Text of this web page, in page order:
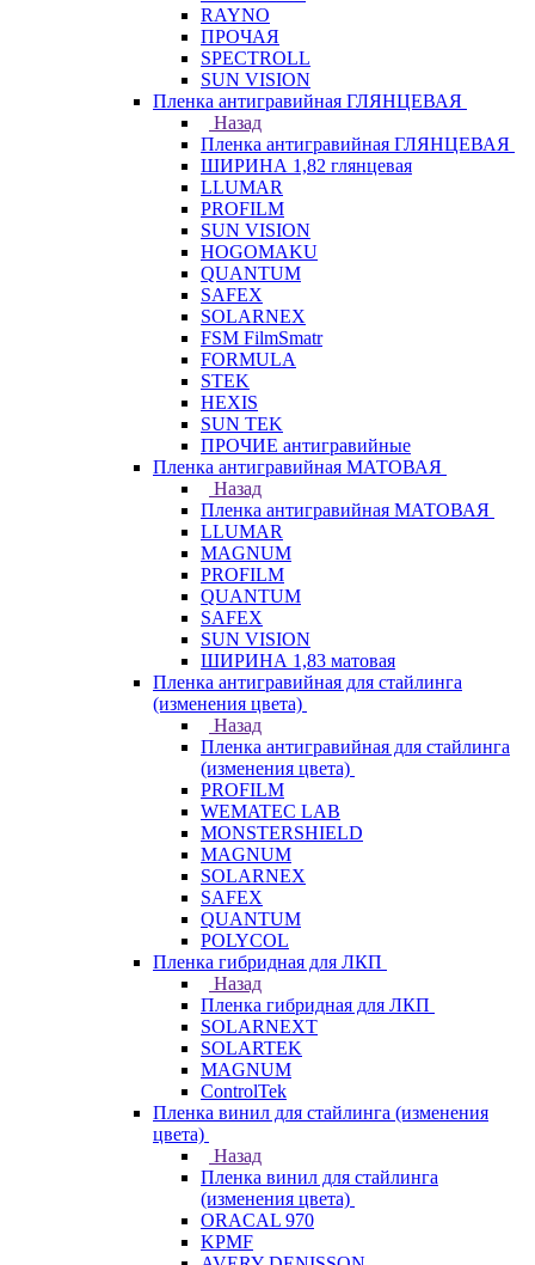
RAYNO
ПРОЧАЯ
SPECTROLL
SUN VISION
Пленка антигравийная ГЛЯНЦЕВАЯ
Назад
Пленка антигравийная ГЛЯНЦЕВАЯ
ШИРИНА 1,82 глянцевая
LLUMAR
PROFILM
SUN VISION
HOGOMAKU
QUANTUM
SAFEX
SOLARNEX
FSM FilmSmatr
FORMULA
STEK
HEXIS
SUN TEK
ПРОЧИЕ антигравийные
Пленка антигравийная МАТОВАЯ
Назад
Пленка антигравийная МАТОВАЯ
LLUMAR
MAGNUM
PROFILM
QUANTUM
SAFEX
SUN VISION
ШИРИНА 1,83 матовая
Пленка антигравийная для стайлинга
(изменения цвета)
Назад
Пленка антигравийная для стайлинга
(изменения цвета)
PROFILM
WEMATEC LAB
MONSTERSHIELD
MAGNUM
SOLARNEX
SAFEX
QUANTUM
POLYCOL
Пленка гибридная для ЛКП
Назад
Пленка гибридная для ЛКП
SOLARNEXT
SOLARTEK
MAGNUM
ControlTek
Пленка винил для стайлинга (изменения
цвета)
Назад
Пленка винил для стайлинга
(изменения цвета)
ORACAL 970
KPMF